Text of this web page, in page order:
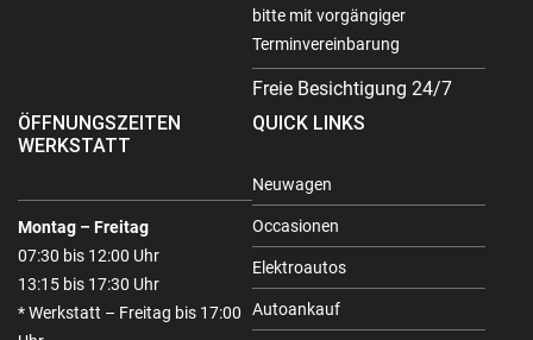
bitte mit vorgängiger
Terminvereinbarung
Freie Besichtigung 24/7
ÖFFNUNGSZEITEN
WERKSTATT
Montag – Freitag
07:30 bis 12:00 Uhr
13:15 bis 17:30 Uhr
* Werkstatt – Freitag bis 17:00
QUICK LINKS
Neuwagen
Occasionen
Elektroautos
Autoankauf